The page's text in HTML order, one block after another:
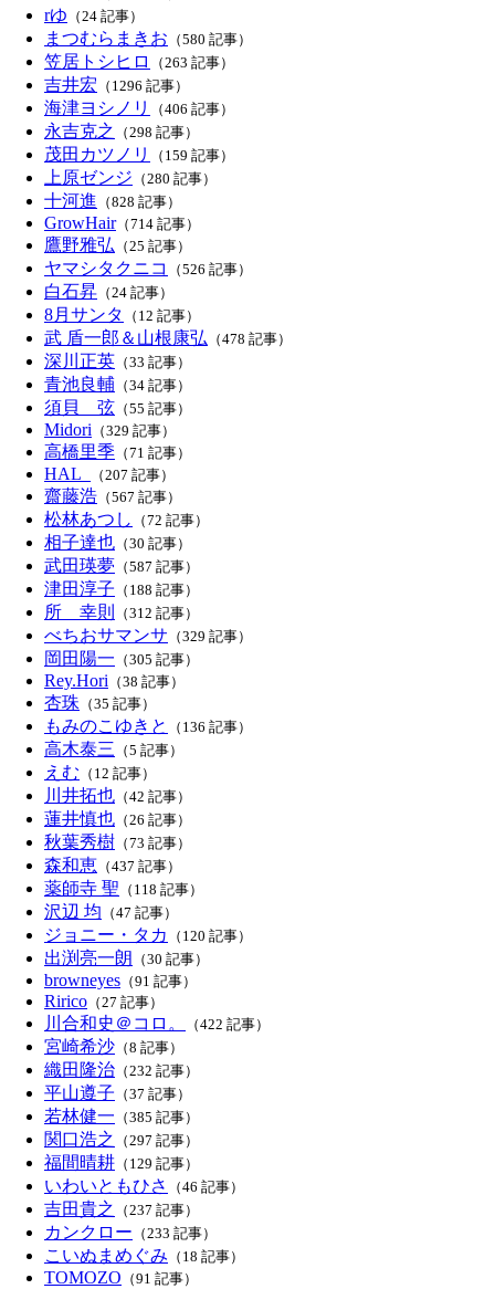
rゆ （24 記事）
まつむらまきお （580 記事）
笠居トシヒロ （263 記事）
吉井宏 （1296 記事）
海津ヨシノリ （406 記事）
永吉克之 （298 記事）
茂田カツノリ （159 記事）
上原ゼンジ （280 記事）
十河進 （828 記事）
GrowHair（714 記事）
鷹野雅弘 （25 記事）
ヤマシタクニコ （526 記事）
白石昇 （24 記事）
8月サンタ （12 記事）
武 盾一郎＆山根康弘 （478 記事）
深川正英 （33 記事）
青池良輔 （34 記事）
須貝 弦 （55 記事）
Midori （329 記事）
高橋里季 （71 記事）
HAL_ （207 記事）
齋藤浩 （567 記事）
松林あつし （72 記事）
相子達也 （30 記事）
武田瑛夢 （587 記事）
津田淳子 （188 記事）
所 幸則 （312 記事）
べちおサマンサ （329 記事）
岡田陽一 （305 記事）
Rey.Hori （38 記事）
杏珠 （35 記事）
もみのこゆきと （136 記事）
高木泰三 （5 記事）
えむ （12 記事）
川井拓也 （42 記事）
蓮井慎也 （26 記事）
秋葉秀樹 （73 記事）
森和恵 （437 記事）
薬師寺 聖 （118 記事）
沢辺 均 （47 記事）
ジョニー・タカ （120 記事）
出渕亮一朗 （30 記事）
browneyes （91 記事）
Ririco （27 記事）
川合和史＠コロ。 （422 記事）
宮崎希沙 （8 記事）
織田隆治 （232 記事）
平山遵子 （37 記事）
若林健一 （385 記事）
関口浩之 （297 記事）
福間晴耕 （129 記事）
いわいともひさ （46 記事）
吉田貴之 （237 記事）
カンクロー （233 記事）
こいぬまめぐみ （18 記事）
TOMOZO （91 記事）